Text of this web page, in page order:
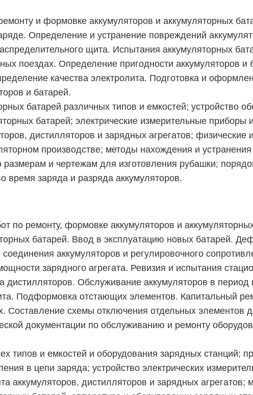
и формовке аккумуляторов и аккумуляторных
Определение и устранение повреждений
щита. Испытания аккумуляторных
поездах. Определение пригодности аккумуляторов и
качества электролита. Подготовка и
и батарей.
батарей различных типов и емкостей; устройство
батарей; электрические измерительные
дистилляторов и зарядных агрегатов; физические
производстве; методы нахождения и устранения
и чертежам для изготовления рубашки;
заряда и разряда аккумуляторов.
по ремонту, формовке аккумуляторов и
батарей. Ввод в эксплуатацию новых батарей.
аккумуляторов и регулировочного
зарядного агрегата. Ревизия и испытания
Обслуживание аккумуляторов в период
Подформовка отстающих элементов. Капитальный
Составление схемы отключения отдельных элементов
документации по обслуживанию и ремонту
типов и емкостей и оборудования зарядных станций;
в цепи заряда; устройство электрических
аккумуляторов, дистилляторов и зарядных агрегатов;